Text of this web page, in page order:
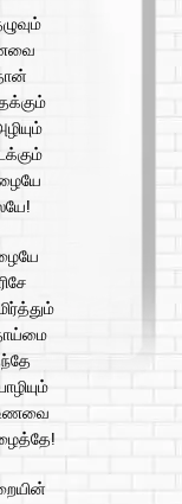
உணவை